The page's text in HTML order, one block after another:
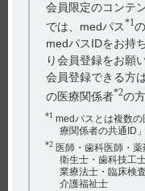
【引用】
1)ルネスタ錠1mg・錠
1版） 8. 重要な基本的注
2)ルネスタ錠1mg・錠
年9月改訂（第11版）
項目 5. 重要な基本的注
【更新年月】
2022年12月
会員限定のコンテ
では、medパス*1
medパスIDをお持
り会員登録をお願
会員登録できる方
の医療関係者*2の
*1 medパスとは複数
療関係者の共通ID」
*2 医師・歯科医師・
衛生士・歯科技工
業療法士・臨床検
介護福祉士